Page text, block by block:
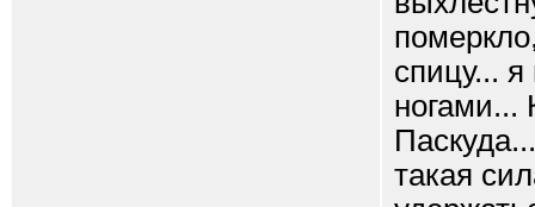
спицу...
ногами...
такая